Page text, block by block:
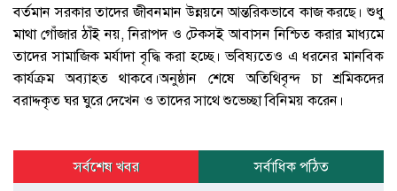
বর্তমান সরকার তাদের জীবনমান উন্নয়নে আন্তরিকভাবে কাজ করছে। শুধু
মাথা গোঁজার ঠাঁই নয়, নিরাপদ ও টেকসই আবাসন নিশ্চিত করার মাধ্যমে
তাদের সামাজিক মর্যাদা বৃদ্ধি করা হচ্ছে। ভবিষ্যতেও এ ধরনের মানবিক
কার্যক্রম অব্যাহত থাকবে।অনুষ্ঠান শেষে অতিথিবৃন্দ চা শ্রমিকদের
বরাদ্দকৃত ঘর ঘুরে দেখেন ও তাদের সাথে শুভেচ্ছা বিনিময় করেন।
সর্বশেষ খবর
সর্বাধিক পঠিত